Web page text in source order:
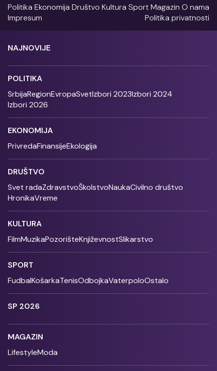
Politika Ekonomija Društvo Kultura SportMagazin O nama
Impresum
Politika privatnosti
NAJNOVIJE
POLITIKA
SrbijaRegionEvropaSvetIzbori 2023Izbori 2024
Izbori 2026
EKONOMIJA
PrivredaFinansijeEkologija
DRUŠTVO
Svet radaZdravstvoŠkolstvoNaukaCivilno društvo
HronikaVreme
KULTURA
FilmMuzikaPozorišteKnjiževnostSlikarstvo
SPORT
FudbalKošarkaTenisOdbojkaVaterpoloOstalo
SP 2026
MAGAZIN
LifestyleModa